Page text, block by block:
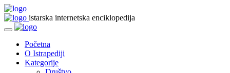
istarska internetska enciklopedija
Početna
O Istrapediji
Kategorije